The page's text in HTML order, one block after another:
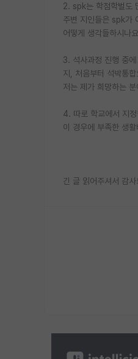
2. spk는 학점학벌도
주변 지인들은 spk가
어떻게 생각들하시
3. 석사과정 진행 중
지, 처음부터 석박통
저는 제가 희망하는
4. 따로 학교에서 지
이 경우에 부족한 생
긴 글 읽어주셔서 감